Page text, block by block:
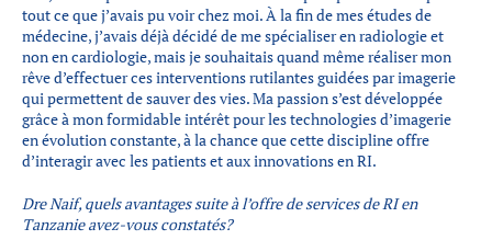
tout ce que j’avais pu voir chez moi. À la fin de mes études de
médecine, j’avais déjà décidé de me spécialiser en radiologie et
non en cardiologie, mais je souhaitais quand même réaliser mon
rêve d’effectuer ces interventions rutilantes guidées par imagerie
qui permettent de sauver des vies. Ma passion s’est développée
grâce à mon formidable intérêt pour les technologies d’imagerie
en évolution constante, à la chance que cette discipline offre
d’interagir avec les patients et aux innovations en RI.
Dre Naif, quels avantages suite à l’offre de services de RI en
Tanzanie avez-vous constatés?